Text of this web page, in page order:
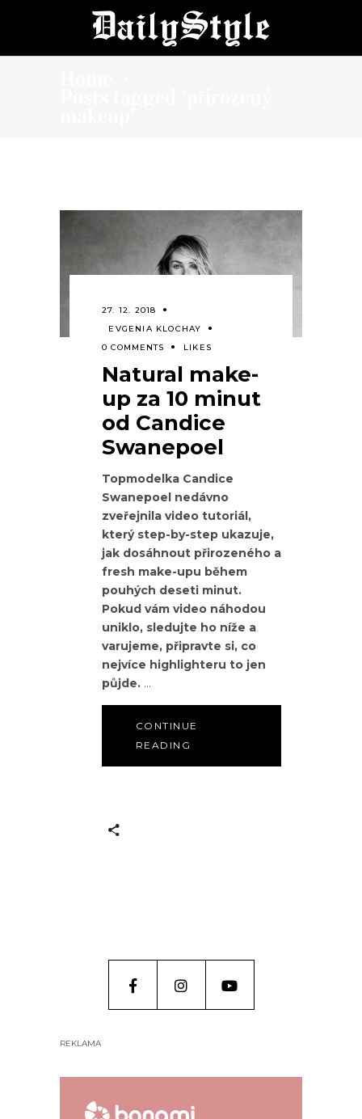
27. 12. 2018
EVGENIA KLOCHAY
0 COMMENTS
LIKES
Natural make-
up za 10 minut
od Candice
Swanepoel
Topmodelka Candice
Swanepoel nedávno
zveřejnila video tutoriál,
který step-by-step ukazuje,
jak dosáhnout přirozeného a
fresh make-upu během
pouhých deseti minut.
Pokud vám video náhodou
uniklo, sledujte ho níže a
varujeme, připravte si, co
nejvíce highlighteru to jen
půjde.
CONTINUE
READING
REKLAMA